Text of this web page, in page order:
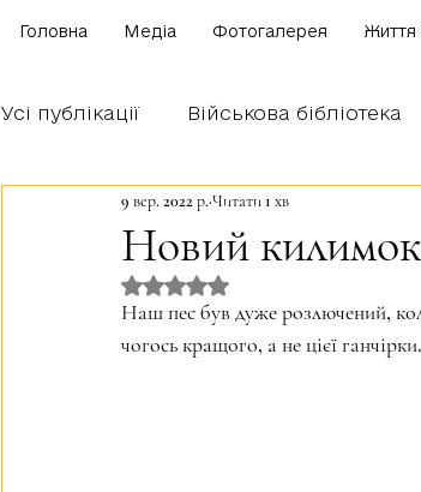
Головна Медіа Фотогалерея Життя
Усі публікації Військова бібліотека
Щоденник бійця Блог наших
Братство Богуна
Новий
9 вер. 2022 р. Читати 1 хв
Оцінка: NaN з 5 зірок.
Наш пес був дуже розлючений,
чогось кращого, а не цієї ганчірки.